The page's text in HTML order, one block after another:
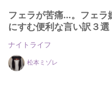
フェラが苦痛...。フェ
にすむ便利な言い訳３選
ナイトライフ
松本ミゾレ